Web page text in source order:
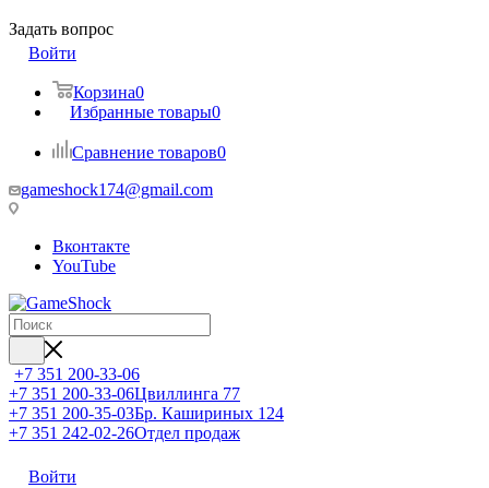
Задать вопрос
Войти
Корзина0
Избранные товары0
Сравнение товаров0
gameshock174@gmail.com
Вконтакте
YouTube
+7 351 200-33-06
+7 351 200-33-06Цвиллинга 77
+7 351 200-35-03Бр. Кашириных 124
+7 351 242-02-26Отдел продаж
Войти